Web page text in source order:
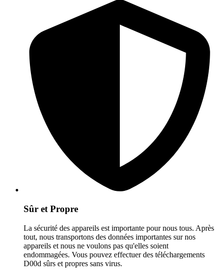
Sûr et Propre
La sécurité des appareils est importante pour nous tous. Après
tout, nous transportons des données importantes sur nos
appareils et nous ne voulons pas qu'elles soient
endommagées. Vous pouvez effectuer des téléchargements
D00d sûrs et propres sans virus.